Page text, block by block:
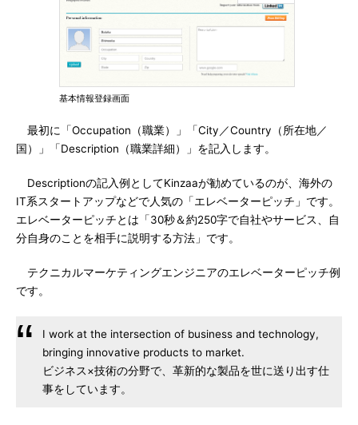
基本情報登録画面
最初に「Occupation（職業）」「City／Country（所在地／
国）」「Description（職業詳細）」を記入します。
Descriptionの記入例としてKinzaaが勧めているのが、海外の
IT系スタートアップなどで人気の「エレベーターピッチ」です。
エレベーターピッチとは「30秒＆約250字で自社やサービス、自
分自身のことを相手に説明する方法」です。
テクニカルマーケティングエンジニアのエレベーターピッチ例
です。
I work at the intersection of business and technology,
bringing innovative products to market.
ビジネス×技術の分野で、革新的な製品を世に送り出す仕
事をしています。